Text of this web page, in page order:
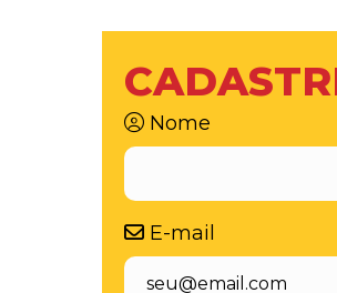
Nome
E-mail